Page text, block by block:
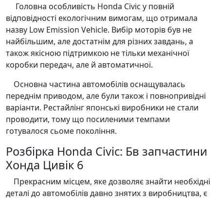
Головна особливість Honda Civic у повній
відповідності екологічним вимогам, що отримала
назву Low Emission Vehicle. Вибір моторів був не
найбільшим, але достатнім для різних завдань, а
також якісною підтримкою не тільки механічної
коробки передач, але й автоматичної.
Основна частина автомобілів оснащувалась
переднім приводом, але були також і повнопривідні
варіанти. Рестайлінг японські виробники не стали
проводити, тому що посиленими темпами
готувалося сьоме покоління.
Розбірка Honda Civic: Бв запчастини
Хонда Цивік 6
Прекрасним місцем, яке дозволяє знайти необхідні
деталі до автомобілів давно знятих з виробництва, є